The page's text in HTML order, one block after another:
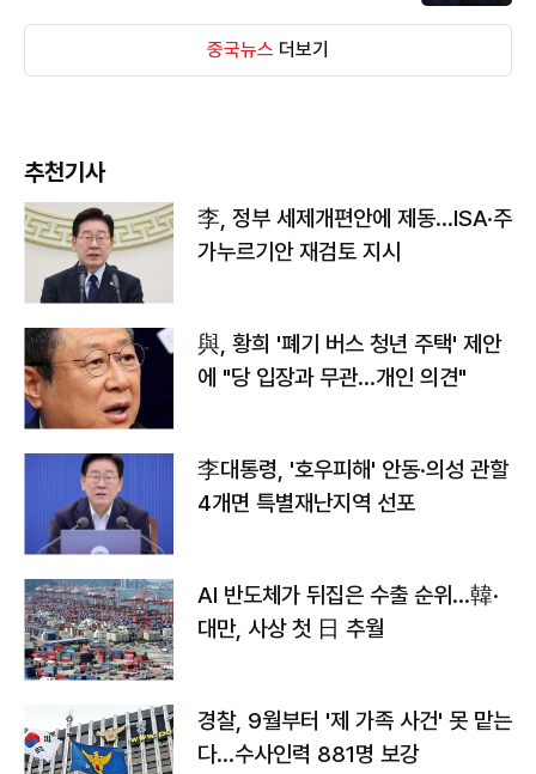
중국뉴스 더보기
추천기사
李, 정부 세제개편안에 제동…ISA·주
가누르기안 재검토 지시
與, 황희 '폐기 버스 청년 주택' 제안
에 "당 입장과 무관…개인 의견"
李대통령, '호우피해' 안동·의성 관할
4개면 특별재난지역 선포
AI 반도체가 뒤집은 수출 순위…韓·
대만, 사상 첫 日 추월
경찰, 9월부터 '제 가족 사건' 못 맡는
다…수사인력 881명 보강